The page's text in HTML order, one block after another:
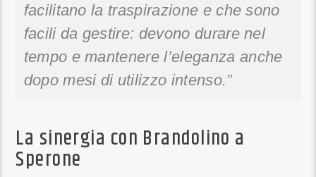
facilitano la traspirazione e che sono
facili da gestire: devono durare nel
tempo e mantenere l’eleganza anche
dopo mesi di utilizzo intenso.”
La sinergia con Brandolino a
Sperone